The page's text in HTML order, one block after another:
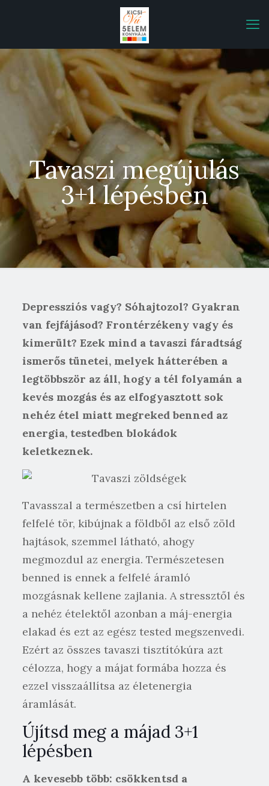
Tavaszi megújulás
3+1 lépésben
Depressziós vagy? Sóhajtozol? Gyakran
van fejfájásod? Frontérzékeny vagy és
kimerült? Ezek mind a tavaszi fáradtság
ismerős tünetei, melyek hátterében a
legtöbbször az áll, hogy a tél folyamán a
kevés mozgás és az elfogyasztott sok
nehéz étel miatt megreked benned az
energia, testedben blokádok
keletkeznek.
Tavasszal a természetben a csí hirtelen
felfelé tör, kibújnak a földből az első zöld
hajtások, szemmel látható, ahogy
megmozdul az energia. Természetesen
benned is ennek a felfelé áramló
mozgásnak kellene zajlania. A stressztől és
a nehéz ételektől azonban a máj-energia
elakad és ezt az egész tested megszenvedi.
Ezért az összes tavaszi tisztítókúra azt
célozza, hogy a májat formába hozza és
ezzel visszaállítsa az életenergia
áramlását.
Újítsd meg a májad 3+1
lépésben
A kevesebb több: csökkentsd a